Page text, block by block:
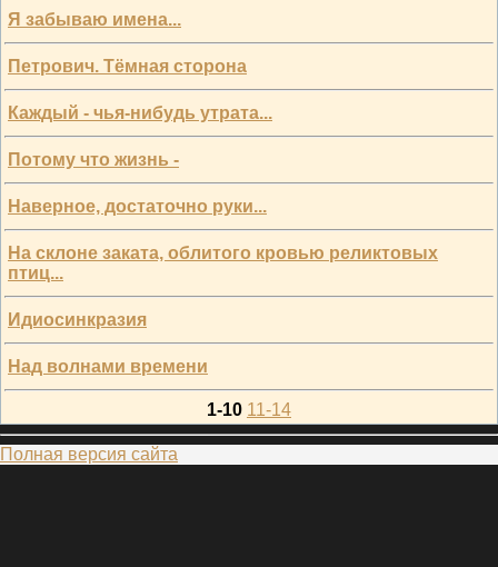
Я забываю имена...
Петрович. Тёмная сторона
Каждый - чья-нибудь утрата...
Потому что жизнь -
Наверное, достаточно руки...
На склоне заката, облитого кровью реликтовых
птиц...
Идиосинкразия
Над волнами времени
1-10 11-14
Полная версия сайта